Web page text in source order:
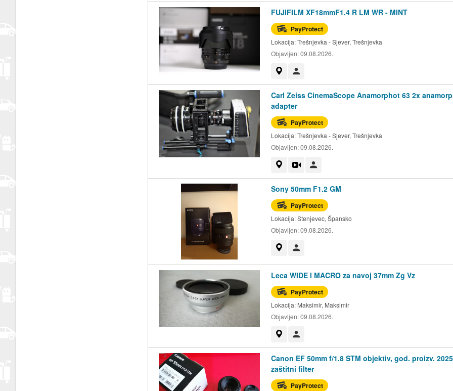
FUJIFILM XF18mmF1.4 R LM WR - MINT
PayProtect
Lokacija:Trešnjevka - Sjever, Trešnjevka
Objavljen:09.08.2026.
Carl Zeiss CinemaScope Anamorphot 63 2x
adapter
PayProtect
Lokacija:Trešnjevka - Sjever, Trešnjevka
Objavljen:09.08.2026.
Sony 50mm F1.2 GM
PayProtect
Lokacija:Stenjevec, Špansko
Objavljen:09.08.2026.
Leca WIDE I MACRO za navoj 37mm Zg Vz
PayProtect
Lokacija: Maksimir, Maksimir
Objavljen:09.08.2026.
Canon EF 50mm f/1.8 STM objektiv, god. proizv.
zaštitni filter
PayProtect